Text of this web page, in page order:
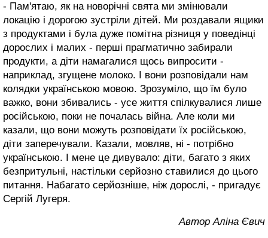
- Пам'ятаю, як на новорічні свята ми змінювали
локацію і дорогою зустріли дітей. Ми роздавали ящики
з продуктами і була дуже помітна різниця у поведінці
дорослих і малих - перші прагматично забирали
продукти, а діти намагалися щось випросити -
наприклад, згущене молоко. І вони розповідали нам
колядки українською мовою. Зрозуміло, що їм було
важко, вони збивались - усе життя спілкувалися лише
російською, поки не почалась війна. Але коли ми
казали, що вони можуть розповідати їх російською,
діти заперечували. Казали, мовляв, ні - потрібно
українською. І мене це дивувало: діти, багато з яких
безпритульні, настільки серйозно ставилися до цього
питання. Набагато серйозніше, ніж дорослі, - пригадує
Сергій Лугеря.
Автор Аліна Євич